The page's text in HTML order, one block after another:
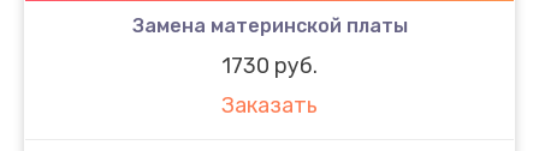
Замена материнской платы
1730 руб.
Заказать